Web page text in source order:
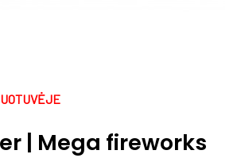
| Mega fireworks